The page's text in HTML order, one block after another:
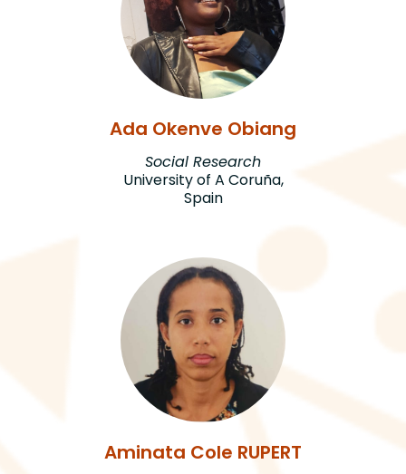
Ada Okenve Obiang
Social Research
University of A Coruña,
Spain
Aminata Cole RUPERT